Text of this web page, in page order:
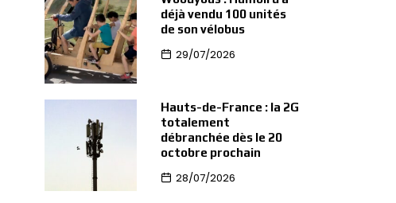
déjà vendu 100 unités
de son vélobus
29/07/2026
Hauts-de-France : la 2G
totalement
débranchée dès le 20
octobre prochain
28/07/2026